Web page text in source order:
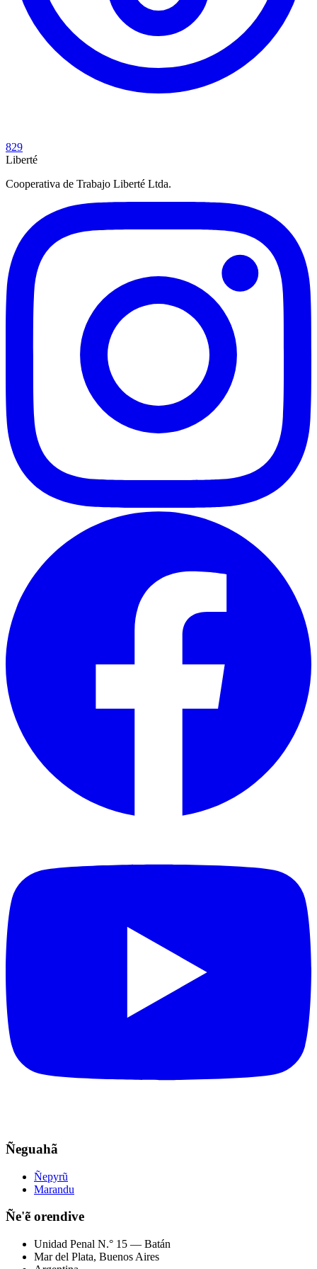
829
Liberté
Cooperativa de Trabajo Liberté Ltda.
Ñeguahã
Ñepyrũ
Marandu
Ñe'ẽ orendive
Unidad Penal N.° 15 — Batán
Mar del Plata, Buenos Aires